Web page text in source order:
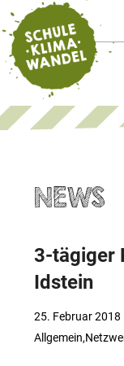
NEWS
3-tägiger
Idstein
25. Februar 2018
Allgemein,